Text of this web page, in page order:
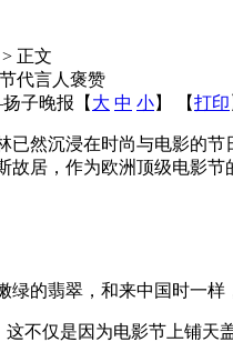
> 正文
代言人褒赞
子晚报 【 大 中 小】 【打印
已然沉浸在时尚与电影的
故居，作为欧洲顶级电影
绿的翡翠，和来中国时一
不仅是因为电影节上铺